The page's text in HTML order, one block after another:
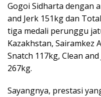
Gogoi Sidharta dengan
and Jerk 151kg dan
tiga medali perunggu
Kazakhstan, Sairamkez
Snatch 117kg, Clean
267kg.
Sayangnya, prestasi